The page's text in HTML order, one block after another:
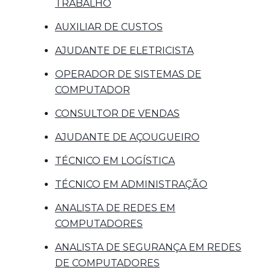
TRABALHO
AUXILIAR DE CUSTOS
AJUDANTE DE ELETRICISTA
OPERADOR DE SISTEMAS DE
COMPUTADOR
CONSULTOR DE VENDAS
AJUDANTE DE AÇOUGUEIRO
TÉCNICO EM LOGÍSTICA
TÉCNICO EM ADMINISTRAÇÃO
ANALISTA DE REDES EM
COMPUTADORES
ANALISTA DE SEGURANÇA EM REDES
DE COMPUTADORES